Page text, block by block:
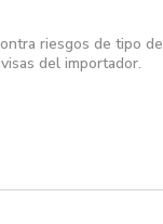
riesgos de tipo de
del importador.